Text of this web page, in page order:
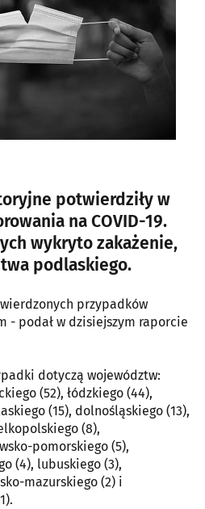
potwierdziły w
na COVID-19.
wykryto zakażenie,
podlaskiego.
przypadków
- podał w dzisiejszym raporcie
dotyczą województw:
(52), łódzkiego (44),
(15), dolnośląskiego (13),
(8),
pomorskiego (5),
(4), lubuskiego (3),
mazurskiego (2) i